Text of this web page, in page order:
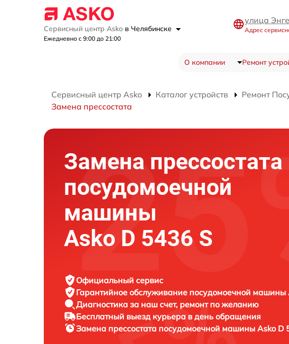
Сервисный центр Asko в Челябинске
Ежедневно с 9:00 до 21:00
улица
Адрес
О компании Ремонт
Сервисный центр Asko Каталог устройств Ремонт
Замена прессостата
Замена прессостата
посудомоечной
машины
Asko D 5436 S
Официальный сервис
Гарантийное обслуживание посудомоечной машины
Диагностика за наш счет, ремонт по желанию
Бесплатный выезд курьера в день обращения
Замена прессостата посудомоечной машины Asko D